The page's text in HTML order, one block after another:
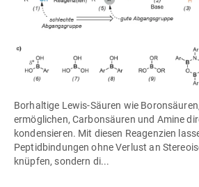
Borhaltige Lewis-Säuren wie
ermöglichen, Carbonsäuren und Amine
kondensieren. Mit diesen Reagenzien
Peptidbindungen ohne Verlust an
knüpfen, sondern di...